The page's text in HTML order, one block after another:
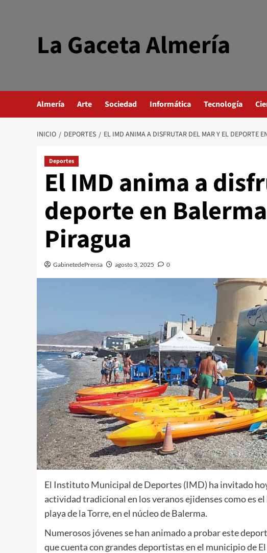
La Gaceta Almería
Almería Arte Sociedad Informática Tecnología
INICIO DEPORTES EL IMD ANIMA A DISFRUTAR DEL MAR Y EL DEPORTE
Deportes
El IMD anima a
deporte en
Piragua
GabinetedePrensa agosto 3, 2025 0
El Instituto Municipal de Deportes (IMD) ha invitado
actividad tradicional en los veranos ejidenses como es el
playa de la Torre, en el núcleo de Balerma.
Numerosos jóvenes se han animado a probar este
que cuenta con grandes deportistas en el municipio de